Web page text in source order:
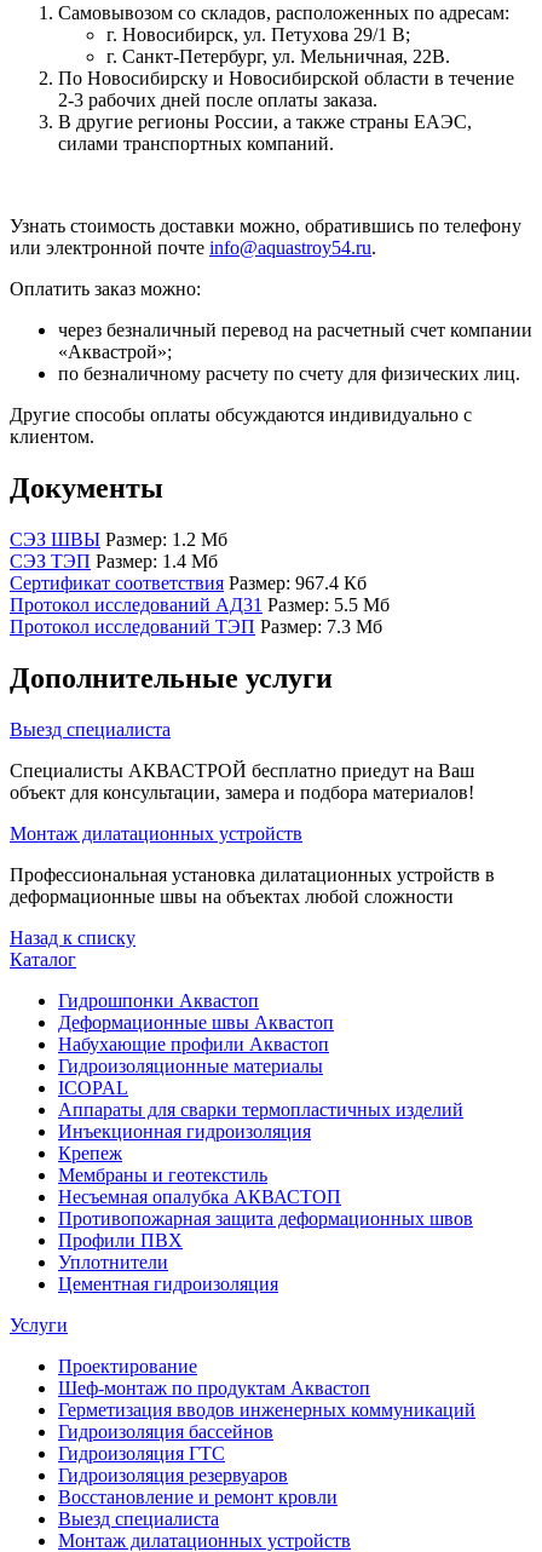
Самовывозом со складов, расположенных по адресам:
г. Новосибирск, ул. Петухова 29/1 В;
г. Санкт-Петербург, ул. Мельничная, 22В.
По Новосибирску и Новосибирской области в течение
2-3 рабочих дней после оплаты заказа.
В другие регионы России, а также страны ЕАЭС,
силами транспортных компаний.
Узнать стоимость доставки можно, обратившись по телефону
или электронной почте info@aquastroy54.ru.
Оплатить заказ можно:
через безналичный перевод на расчетный счет компании
«Аквастрой»;
по безналичному расчету по счету для физических лиц.
Другие способы оплаты обсуждаются индивидуально с
клиентом.
Документы
СЭЗ ШВЫ Размер: 1.2 Мб
СЭЗ ТЭП Размер: 1.4 Мб
Сертификат соответствия Размер: 967.4 Кб
Протокол исследований АД31 Размер: 5.5 Мб
Протокол исследований ТЭП Размер: 7.3 Мб
Дополнительные услуги
Выезд специалиста
Специалисты АКВАСТРОЙ бесплатно приедут на Ваш
объект для консультации, замера и подбора материалов!
Монтаж дилатационных устройств
Профессиональная установка дилатационных устройств в
деформационные швы на объектах любой сложности
Назад к списку
Каталог
Гидрошпонки Аквастоп
Деформационные швы Аквастоп
Набухающие профили Аквастоп
Гидроизоляционные материалы
ICOPAL
Аппараты для сварки термопластичных изделий
Инъекционная гидроизоляция
Крепеж
Мембраны и геотекстиль
Несъемная опалубка АКВАСТОП
Противопожарная защита деформационных швов
Профили ПВХ
Уплотнители
Цементная гидроизоляция
Услуги
Проектирование
Шеф-монтаж по продуктам Аквастоп
Герметизация вводов инженерных коммуникаций
Гидроизоляция бассейнов
Гидроизоляция ГТС
Гидроизоляция резервуаров
Восстановление и ремонт кровли
Выезд специалиста
Монтаж дилатационных устройств